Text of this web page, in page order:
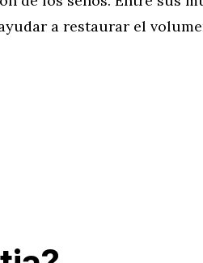
a restaurar el